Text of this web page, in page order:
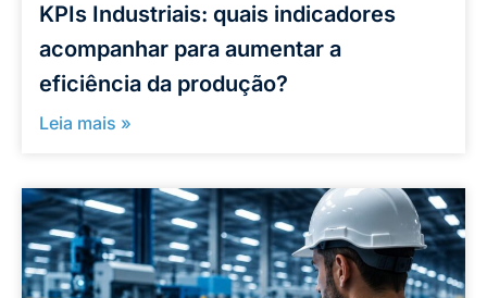
KPIs Industriais: quais indicadores
acompanhar para aumentar a
eficiência da produção?
Leia mais »